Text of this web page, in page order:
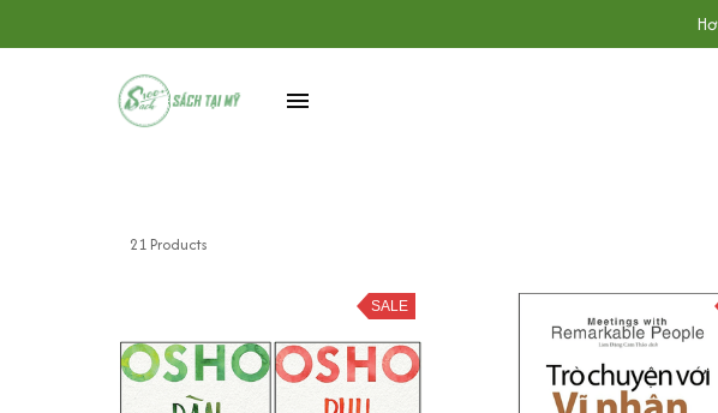
21 Products
SALE